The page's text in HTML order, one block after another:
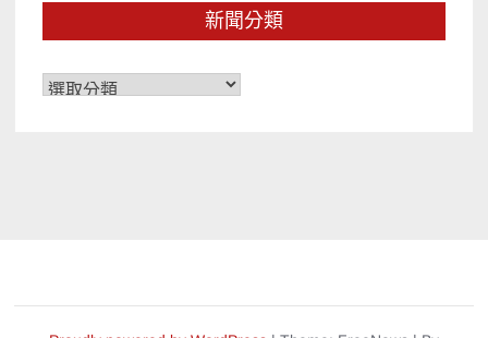
新聞分類
新